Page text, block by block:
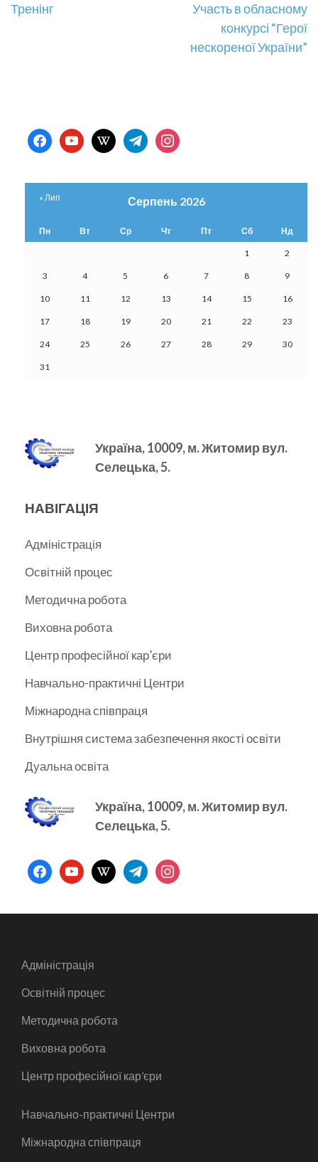
Навігація
Тренінг
Участь в обласному
конкурсі “Герої
нескореної України”
facebookyoutubewikipediatelegraminstagram
Серпень 2026
Пн Вт Ср Чт Пт Сб Нд
1 2
3 4 5 6 7 8 9
10 11 12 13 14 15 16
17 18 19 20 21 22 23
24 25 26 27 28 29 30
31
« Лип
Україна, 10009, м.Житомир вул.
Селецька, 5.
НАВІГАЦІЯ
Адміністрація
Освітній процес
Методична робота
Виховна робота
Центр професійної кар’єри
Навчально-практичні Центри
Міжнародна співпраця
Внутрішня система забезпечення якості освіти
Дуальна освіта
Україна, 10009, м.Житомир вул.
Селецька, 5.
facebookyoutubewikipediatelegraminstagram
Адміністрація
Освітній процес
Методична робота
Виховна робота
Центр професійної кар’єри
Навчально-практичні Центри
Міжнародна співпраця